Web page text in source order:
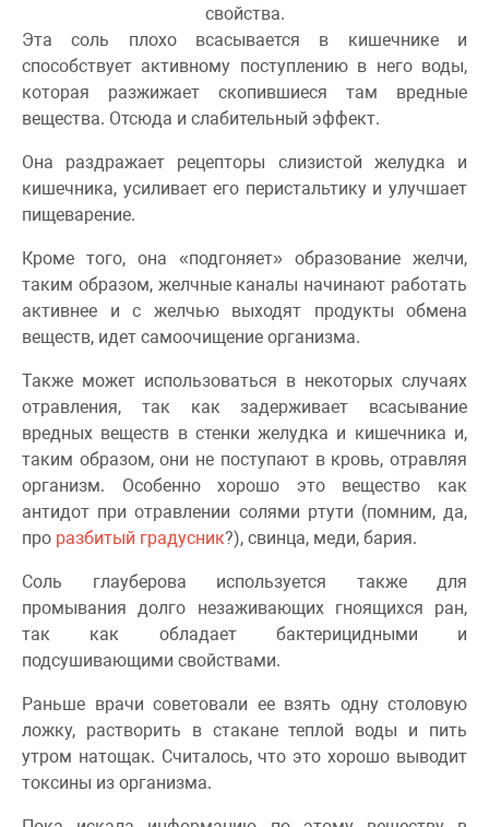
свойства.
Эта соль плохо всасывается в кишечнике и
способствует активному поступлению в него воды,
которая разжижает скопившиеся там вредные
вещества. Отсюда и слабительный эффект.
Она раздражает рецепторы слизистой желудка и
кишечника, усиливает его перистальтику и улучшает
пищеварение.
Кроме того, она «подгоняет» образование желчи,
таким образом, желчные каналы начинают работать
активнее и с желчью выходят продукты обмена
веществ, идет самоочищение организма.
Также может использоваться в некоторых случаях
отравления, так как задерживает всасывание
вредных веществ в стенки желудка и кишечника и,
таким образом, они не поступают в кровь, отравляя
организм. Особенно хорошо это вещество как
антидот при отравлении солями ртути (помним, да,
про разбитый градусник?), свинца, меди, бария.
Соль глауберова используется также для
промывания долго незаживающих гноящихся ран,
так как обладает бактерицидными и
подсушивающими свойствами.
Раньше врачи советовали ее взять одну столовую
ложку, растворить в стакане теплой воды и пить
утром натощак. Считалось, что это хорошо выводит
токсины из организма.